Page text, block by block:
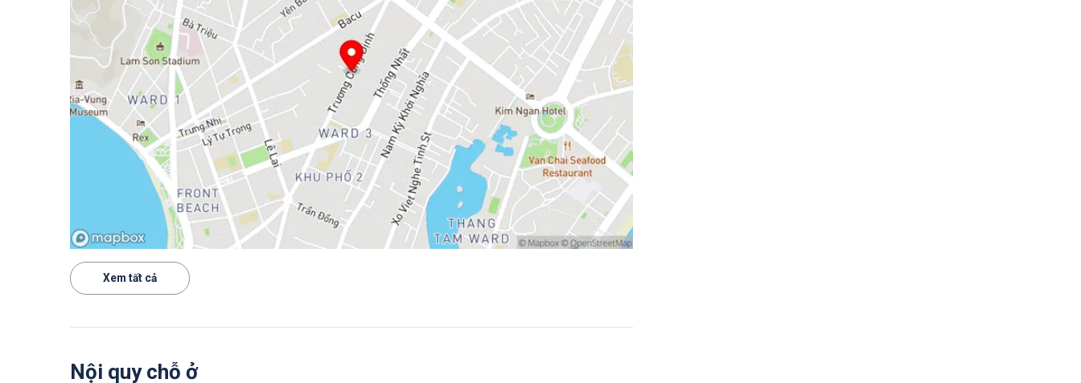
Xem tất cả
Nội quy chỗ ở